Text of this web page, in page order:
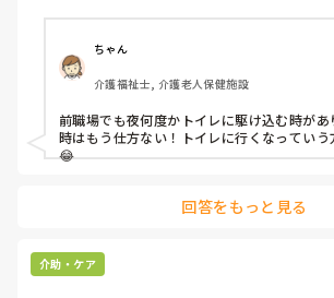
ちょっと職場で話せる内容ではないと思い
ました。
ちゃん
介護福祉士, 介護老人保健施設
前職場でも夜何度かトイレに駆け込む時が
時はもう仕方ない！トイレに行くなってい
😂
回答をもっと見る
介助・ケア